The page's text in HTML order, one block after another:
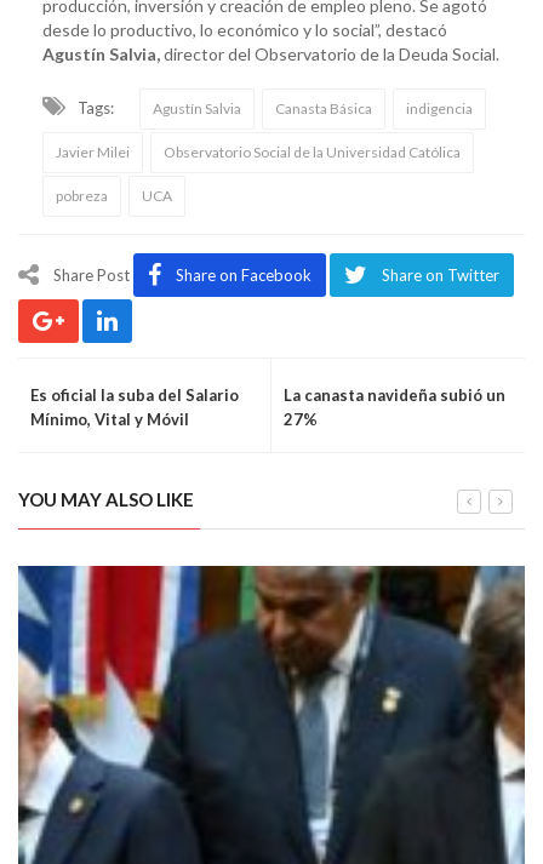
producción, inversión y creación de empleo pleno. Se agotó
desde lo productivo, lo económico y lo social”, destacó
Agustín Salvia,director del Observatorio de la Deuda Social.
Tags: Agustín Salvia Canasta Básica indigencia
Javier Milei Observatorio Social de la Universidad Católica
pobreza UCA
Share Post Share on Facebook Share on Twitter
Es oficial la suba del Salario
Mínimo, Vital y Móvil
La canasta navideña subió un
27%
YOU MAY ALSO LIKE